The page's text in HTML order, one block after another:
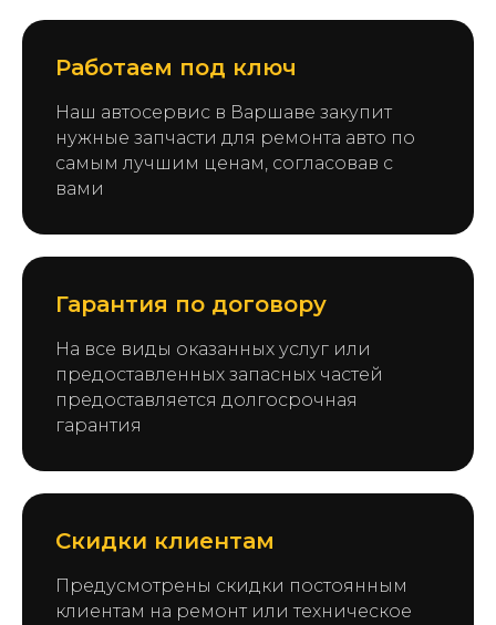
Работаем под ключ
Наш автосервис в Варшаве закупит
нужные запчасти для ремонта авто по
самым лучшим ценам, согласовав с
вами
Гарантия по договору
На все виды оказанных услуг или
предоставленных запасных частей
предоставляется долгосрочная
гарантия
Скидки клиентам
Предусмотрены скидки постоянным
клиентам на ремонт или техническое